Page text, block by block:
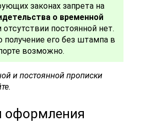
законах запрета на
о временной
отсутствии постоянной нет.
получение его без штампа в
возможно.
и постоянной прописки
оформления